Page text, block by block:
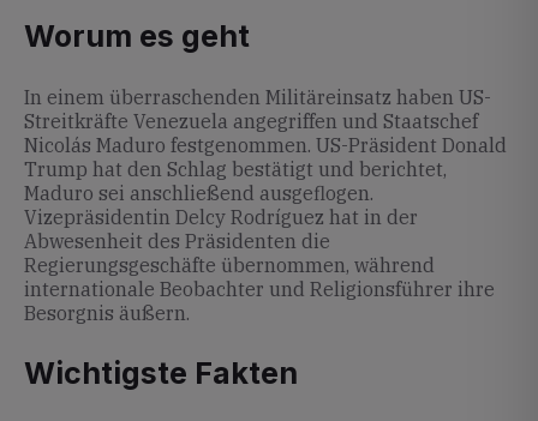
Worum es geht
In einem überraschenden Militäreinsatz haben US-
Streitkräfte Venezuela angegriffen und Staatschef
Nicolás Maduro festgenommen. US-Präsident Donald
Trump hat den Schlag bestätigt und berichtet,
Maduro sei anschließend ausgeflogen.
Vizepräsidentin Delcy Rodríguez hat in der
Abwesenheit des Präsidenten die
Regierungsgeschäfte übernommen, während
internationale Beobachter und Religionsführer ihre
Besorgnis äußern.
Wichtigste Fakten